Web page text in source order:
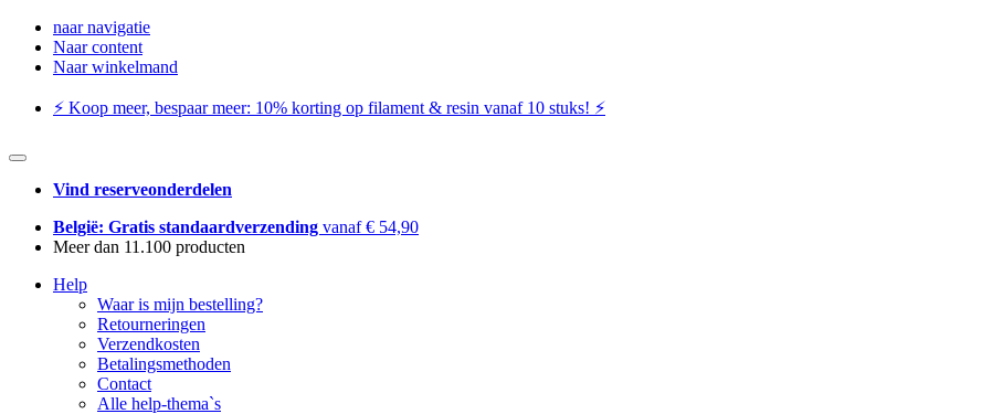
naar navigatie
Naar content
Naar winkelmand
⚡️ Koop meer, bespaar meer: ​​10% korting op filament & resin vanaf 10 stuks! ⚡️
Vind reserveonderdelen
België: Gratis standaardverzending vanaf € 54,90
Meer dan 11.100 producten
Help
Waar is mijn bestelling?
Retourneringen
Verzendkosten
Betalingsmethoden
Contact
Alle help-thema`s